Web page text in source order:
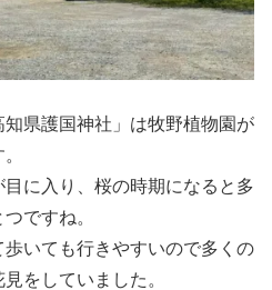
県護国神社」は牧野植物園が
に入り、桜の時期になると多
ですね。
いても行きやすいので多くの
をしていました。